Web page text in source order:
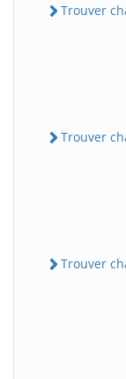
Trouver
Trouver
Trouver